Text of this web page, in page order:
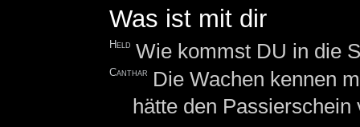
Was ist mit dir
Held Wie kommst DU in die
Canthar
Die Wachen kennen
hätte den Passierschein